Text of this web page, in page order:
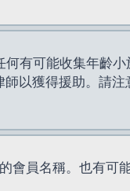
有可能收集年齡
以獲得援助。請
員名稱。也有可